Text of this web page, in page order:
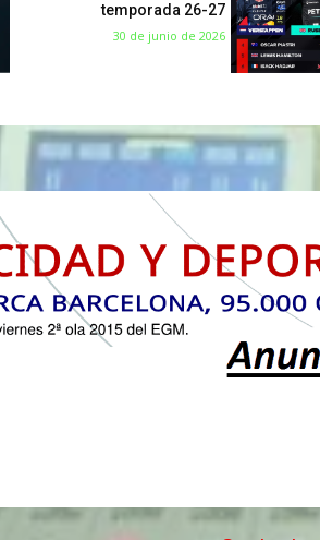
temporada 26-27
30 de junio de 2026